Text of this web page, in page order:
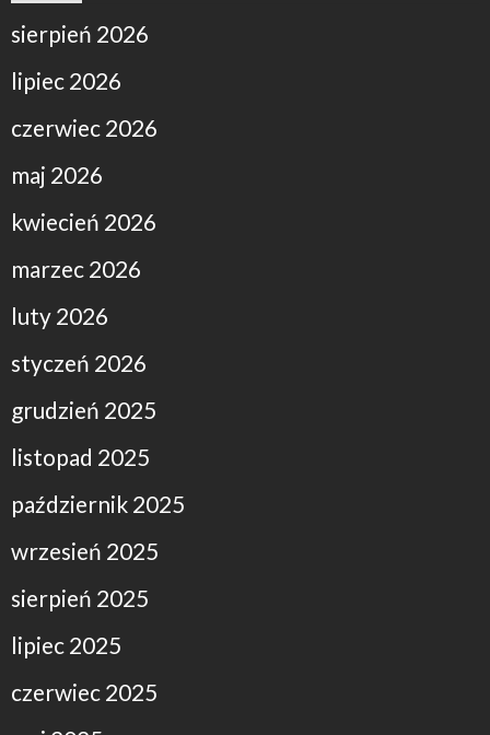
sierpień 2026
lipiec 2026
czerwiec 2026
maj 2026
kwiecień 2026
marzec 2026
luty 2026
styczeń 2026
grudzień 2025
listopad 2025
październik 2025
wrzesień 2025
sierpień 2025
lipiec 2025
czerwiec 2025